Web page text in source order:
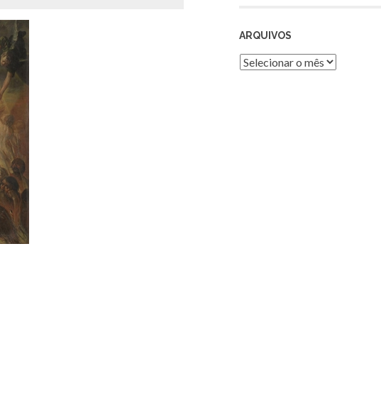
ARQUIVOS
Arquivos